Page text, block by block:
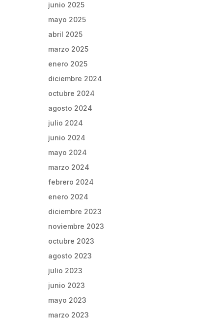
junio 2025
mayo 2025
abril 2025
marzo 2025
enero 2025
diciembre 2024
octubre 2024
agosto 2024
julio 2024
junio 2024
mayo 2024
marzo 2024
febrero 2024
enero 2024
diciembre 2023
noviembre 2023
octubre 2023
agosto 2023
julio 2023
junio 2023
mayo 2023
marzo 2023